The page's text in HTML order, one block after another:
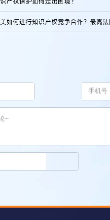
如何进行知识产权竞争合作？最高